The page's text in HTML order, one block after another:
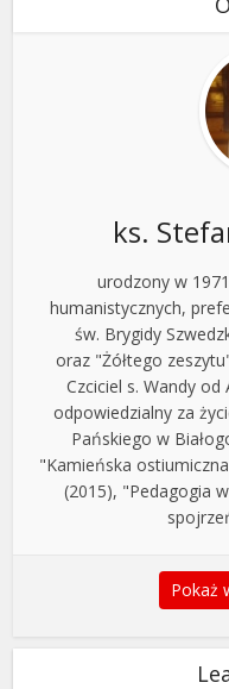
ks.
urodzony w
humanistycznych,
św. Brygidy
oraz "Żółtego
Czciciel s. Wandy od
odpowiedzialny za
Pańskiego w
"Kamieńska
(2015), "Pedagogia
Pokaż